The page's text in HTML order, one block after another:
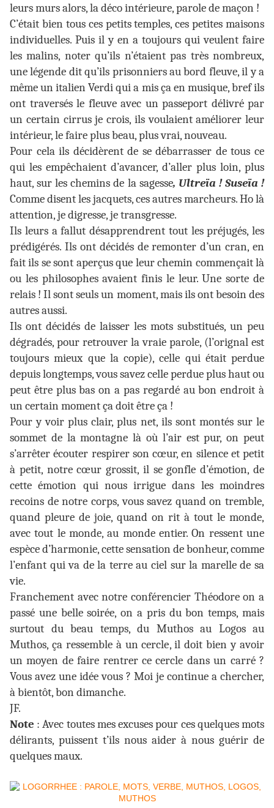
leurs murs alors, la déco intérieure, parole de maçon !
C’était bien tous ces petits temples, ces petites maisons
individuelles. Puis il y en a toujours qui veulent faire
les malins, noter qu’ils n’étaient pas très nombreux,
une légende dit qu’ils prisonniers au bord fleuve, il y a
même un italien Verdi qui a mis ça en musique, bref ils
ont traversés le fleuve avec un passeport délivré par
un certain cirrus je crois, ils voulaient améliorer leur
intérieur, le faire plus beau, plus vrai, nouveau.
Pour cela ils décidèrent de se débarrasser de tous ce
qui les empêchaient d’avancer, d’aller plus loin, plus
haut, sur les chemins de la sagesse, Ultreïa ! Suseïa !
Comme disent les jacquets, ces autres marcheurs. Ho là
attention, je digresse, je transgresse.
Ils leurs a fallut désapprendrent tout les préjugés, les
prédigérés. Ils ont décidés de remonter d’un cran, en
fait ils se sont aperçus que leur chemin commençait là
ou les philosophes avaient finis le leur. Une sorte de
relais ! Il sont seuls un moment, mais ils ont besoin des
autres aussi.
Ils ont décidés de laisser les mots substitués, un peu
dégradés, pour retrouver la vraie parole, (l’orignal est
toujours mieux que la copie), celle qui était perdue
depuis longtemps, vous savez celle perdue plus haut ou
peut être plus bas on a pas regardé au bon endroit à
un certain moment ça doit être ça !
Pour y voir plus clair, plus net, ils sont montés sur le
sommet de la montagne là où l’air est pur, on peut
s’arrêter écouter respirer son cœur, en silence et petit
à petit, notre cœur grossit, il se gonfle d’émotion, de
cette émotion qui nous irrigue dans les moindres
recoins de notre corps, vous savez quand on tremble,
quand pleure de joie, quand on rit à tout le monde,
avec tout le monde, au monde entier. On ressent une
espèce d’harmonie, cette sensation de bonheur, comme
l’enfant qui va de la terre au ciel sur la marelle de sa
vie.
Franchement avec notre conférencier Théodore on a
passé une belle soirée, on a pris du bon temps, mais
surtout du beau temps, du Muthos au Logos au
Muthos, ça ressemble à un cercle, il doit bien y avoir
un moyen de faire rentrer ce cercle dans un carré ?
Vous avez une idée vous ? Moi je continue a chercher,
à bientôt, bon dimanche.
JF.
Note : Avec toutes mes excuses pour ces quelques mots
délirants, puissent t’ils nous aider à nous guérir de
quelques maux.